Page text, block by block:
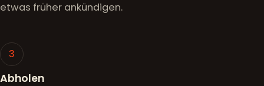
etwas früher ankündigen.
3
Abholen